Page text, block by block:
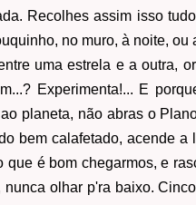
Recolhes assim isso
no muro, à noite,
uma estrela e a outra,
Experimenta!... E
planeta, não abras o
bem calafetado, acende
é bom chegarmos, e
olhar p'ra baixo.